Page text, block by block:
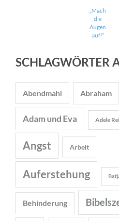
„Mach
die
Augen
auf!“
SCHLAGWÖRTER
Abendmahl Abraham
Adam und Eva Adele
Angst Arbeit
Auferstehung
Behinderung